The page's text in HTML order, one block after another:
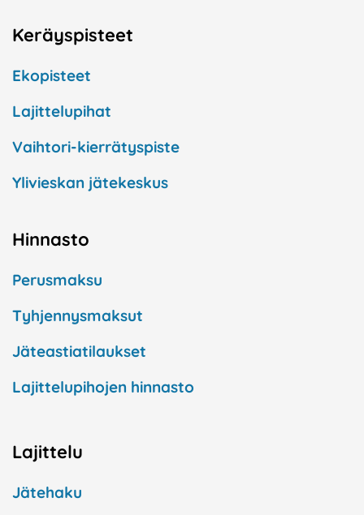
Keräyspisteet
Ekopisteet
Lajittelupihat
Vaihtori-kierrätyspiste
Ylivieskan jätekeskus
Hinnasto
Perusmaksu
Tyhjennysmaksut
Jäteastiatilaukset
Lajittelupihojen hinnasto
Lajittelu
Jätehaku